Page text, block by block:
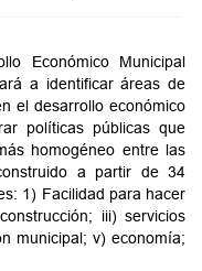
Económico Municipal
a identificar áreas de
el desarrollo económico
políticas públicas que
homogéneo entre las
a partir de 34
1) Facilidad para hacer
iii) servicios
municipal; v) economía;